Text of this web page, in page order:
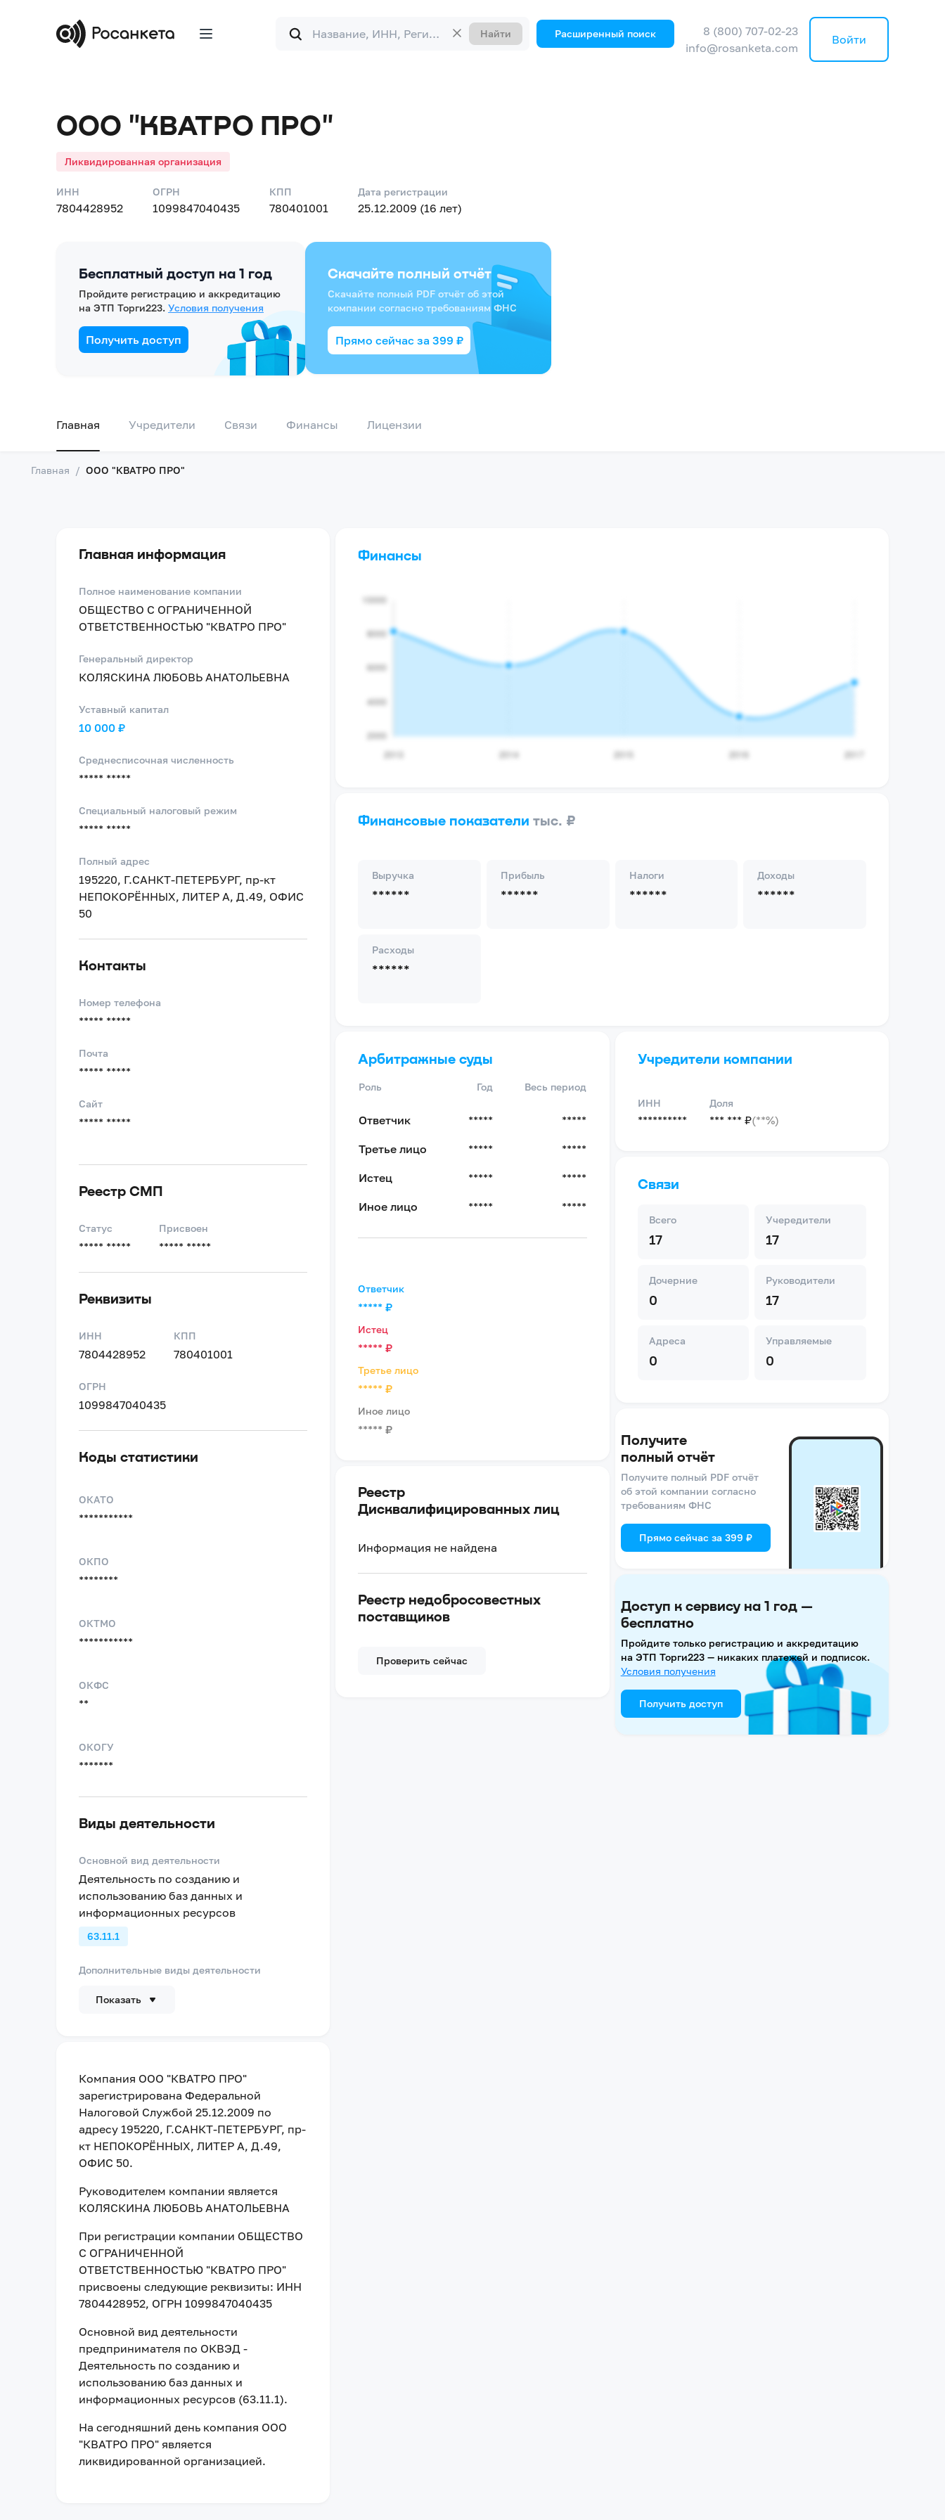
Форма
поиска
Найти Расширенный поиск
8 (800) 707-02-23
info@rosanketa.com
Войти
ООО "КВАТРО ПРО"
Ликвидированная организация
ИНН
7804428952
ОГРН
1099847040435
КПП
780401001
Дата регистрации
25.12.2009 (16 лет)
Бесплатный доступ на 1 год
Пройдите регистрацию и аккредитацию
на ЭТП Торги223. Условия получения
Получить доступ
Скачайте полный отчёт
Скачайте полный PDF отчёт об этой
компании согласно требованиям ФНС
Прямо сейчас за 399 ₽
Главная Учредители Связи Финансы Лицензии
Главная / ООО "КВАТРО ПРО"
Главная информация
Полное наименование компании
ОБЩЕСТВО С ОГРАНИЧЕННОЙ
ОТВЕТСТВЕННОСТЬЮ "КВАТРО ПРО"
Генеральный директор
КОЛЯСКИНА ЛЮБОВЬ АНАТОЛЬЕВНА
Уставный капитал
10 000 ₽
Среднесписочная численность
***** *****
Специальный налоговый режим
***** *****
Полный адрес
195220, Г.САНКТ-ПЕТЕРБУРГ, пр-кт
НЕПОКОРЁННЫХ, ЛИТЕР А, Д.49, ОФИС
50
Контакты
Номер телефона
***** *****
Почта
***** *****
Сайт
***** *****
Реестр СМП
Статус
***** *****
Присвоен
***** *****
Реквизиты
ИНН
7804428952
КПП
780401001
ОГРН
1099847040435
Коды статистики
ОКАТО
***********
ОКПО
********
ОКТМО
***********
ОКФС
**
ОКОГУ
*******
Виды деятельности
Основной вид деятельности
Деятельность по созданию и
использованию баз данных и
информационных ресурсов
63.11.1
Дополнительные виды деятельности
Показать
Компания ООО "КВАТРО ПРО"
зарегистрирована Федеральной
Налоговой Службой 25.12.2009 по
адресу 195220, Г.САНКТ-ПЕТЕРБУРГ, пр-
кт НЕПОКОРЁННЫХ, ЛИТЕР А, Д.49,
ОФИС 50.
Руководителем компании является
КОЛЯСКИНА ЛЮБОВЬ АНАТОЛЬЕВНА
При регистрации компании ОБЩЕСТВО
С ОГРАНИЧЕННОЙ
ОТВЕТСТВЕННОСТЬЮ "КВАТРО ПРО"
присвоены следующие реквизиты: ИНН
7804428952, ОГРН 1099847040435
Основной вид деятельности
предпринимателя по ОКВЭД -
Деятельность по созданию и
использованию баз данных и
информационных ресурсов (63.11.1).
На сегодняшний день компания ООО
"КВАТРО ПРО" является
ликвидированной организацией.
Финансы
Финансовые показателитыс. ₽
Выручка
******
Прибыль
******
Налоги
******
Доходы
******
Расходы
******
Арбитражные суды
Роль Год Весь период
Ответчик ***** *****
Третье лицо ***** *****
Истец ***** *****
Иное лицо ***** *****
Ответчик
***** ₽
Истец
***** ₽
Третье лицо
***** ₽
Иное лицо
***** ₽
Реестр
Дисквалифицированных лиц
Информация не найдена
Реестр недобросовестных
поставщиков
Проверить сейчас
Учредители компании
ИНН
**********
Доля
*** *** ₽(**%)
Связи
Всего
17
Учередители
17
Дочерние
0
Руководители
17
Адреса
0
Управляемые
0
Получите
полный отчёт
Получите полный PDF отчёт
об этой компании согласно
требованиям ФНС
Прямо сейчас за 399 ₽
Доступ к сервису на 1 год —
бесплатно
Пройдите только регистрацию и аккредитацию
на ЭТП Торги223 — никаких платежей и подписок.
Условия получения
Получить доступ